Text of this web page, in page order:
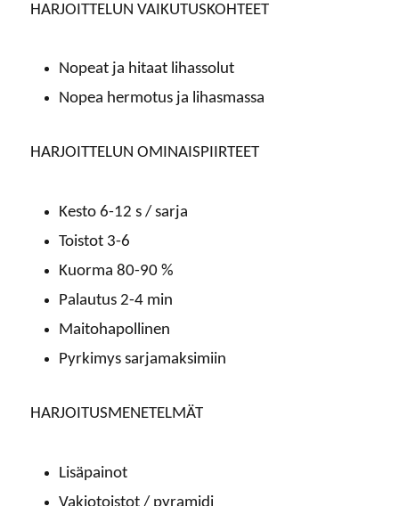
HARJOITTELUN VAIKUTUSKOHTEET
Nopeat ja hitaat lihassolut
Nopea hermotus ja lihasmassa
HARJOITTELUN OMINAISPIIRTEET
Kesto 6-12 s / sarja
Toistot 3-6
Kuorma 80-90 %
Palautus 2-4 min
Maitohapollinen
Pyrkimys sarjamaksimiin
HARJOITUSMENETELMÄT
Lisäpainot
Vakiotoistot / pyramidi